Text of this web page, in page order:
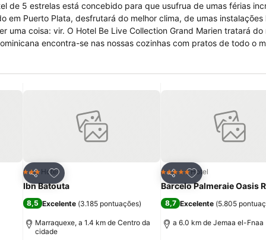
de 5 estrelas está concebido para que usufrua de umas férias
coisa: vir. O Hotel Be Live Collection Grand Marien tratará do
encontra-se nas nossas cozinhas com pratos de todo o
Partilhar
Adicionar aos favoritos
3 Estrelas
Hotel
Ibn Batouta
8,5 Excelente (3.185 pontuações)
Marraquexe, a 1.4 km de Centro da
cidade
Partilhar
Adicionar aos
5 EstrelasHotel
Barcelo Palmeraie Oasis
8,7 Excelente (5.805
a 6.0 km de Jemaa el-Fnaa